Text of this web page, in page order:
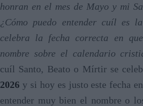
honran en el mes de Mayo y mi
¿Cómo puedo entender cuíl es
celebra la fecha correcta en
nombre sobre el calendario
cuíl Santo, Beato o Mírtir se
2026 y si hoy es justo este fecha
entender muy bien el nombre o